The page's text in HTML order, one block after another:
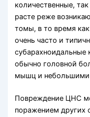
количественные,
расте реже
томы, в то время
очень часто и
субарахноидальные
обычно головной
мышц и небольшими
Повреждение ЦНС
поражением других